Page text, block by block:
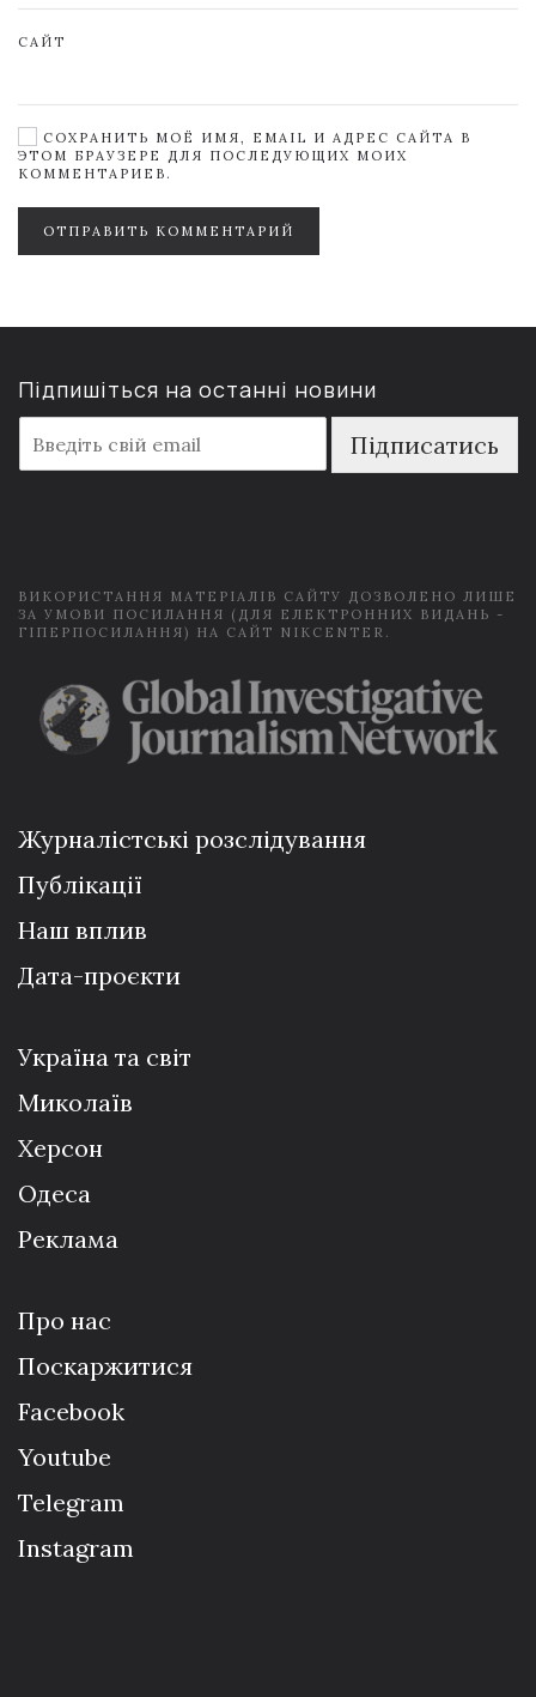
САЙТ
СОХРАНИТЬ МОЁ ИМЯ, EMAIL И АДРЕС САЙТА В
ЭТОМ БРАУЗЕРЕ ДЛЯ ПОСЛЕДУЮЩИХ МОИХ
КОММЕНТАРИЕВ.
ОТПРАВИТЬ КОММЕНТАРИЙ
Підпишіться на останні новини
m
a
Підписатись
ВИКОРИСТАННЯ МАТЕРІАЛІВ САЙТУ ДОЗВОЛЕНО ЛИШЕ
ЗА УМОВИ ПОСИЛАННЯ (ДЛЯ ЕЛЕКТРОННИХ ВИДАНЬ -
ГІПЕРПОСИЛАННЯ) НА САЙТ NIKCENTER.
Журналістські розслідування
Публікації
Наш вплив
Дата-проєкти
Україна та світ
Миколаїв
Херсон
Одеса
Реклама
Про нас
Поскаржитися
Facebook
Youtube
Telegram
Instagram